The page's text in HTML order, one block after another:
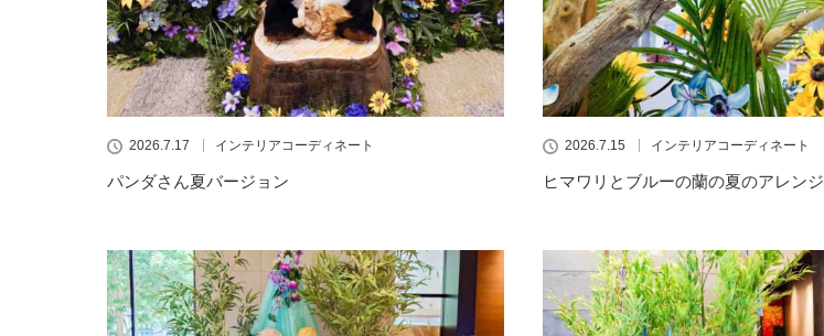
2026.7.17 インテリアコーディネート
パンダさん夏バージョン
2026.7.15 インテリアコーディネート
ヒマワリとブルーの蘭の夏のアレンジ